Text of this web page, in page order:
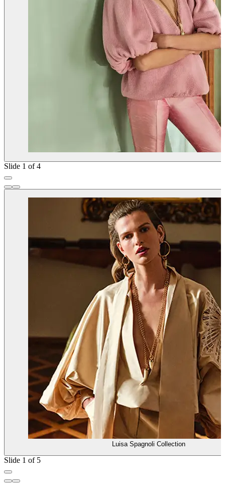
Slide 1 of 4
Luisa Spagnoli Collection
Slide 1 of 5